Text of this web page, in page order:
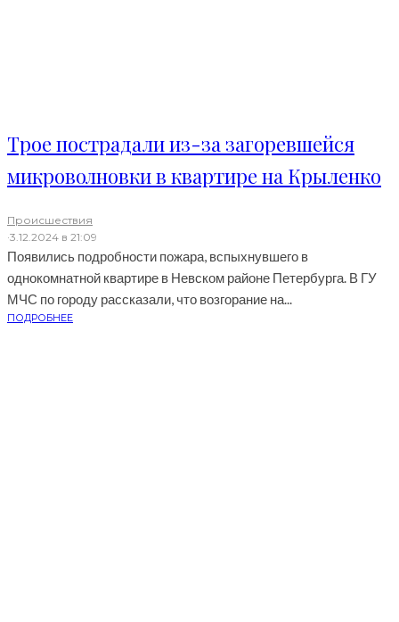
Трое пострадали из-за загоревшейся
микроволновки в квартире на Крыленко
Происшествия
·3.12.2024 в 21:09
Появились подробности пожара, вспыхнувшего в
однокомнатной квартире в Невском районе Петербурга. В ГУ
МЧС по городу рассказали, что возгорание на...
ПОДРОБНЕЕ